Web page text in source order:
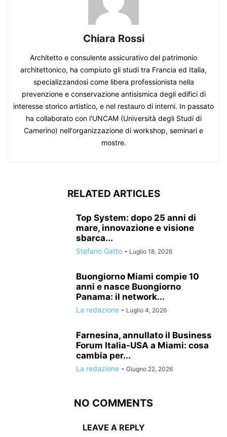
Chiara Rossi
Architetto e consulente assicurativo del patrimonio
architettonico, ha compiuto gli studi tra Francia ed Italia,
specializzandosi come libera professionista nella
prevenzione e conservazione antisismica degli edifici di
interesse storico artistico, e nel restauro di interni. In passato
ha collaborato con l'UNCAM (Università degli Studi di
Camerino) nell'organizzazione di workshop, seminari e
mostre.
RELATED ARTICLES
Top System: dopo 25 anni di
mare, innovazione e visione
sbarca...
Stefano Gatto - Luglio 18, 2026
Buongiorno Miami compie 10
anni e nasce Buongiorno
Panama: il network...
La redazione - Luglio 4, 2026
Farnesina, annullato il Business
Forum Italia-USA a Miami: cosa
cambia per...
La redazione - Giugno 22, 2026
NO COMMENTS
LEAVE A REPLY